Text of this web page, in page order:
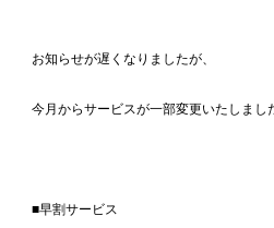
お知らせが遅くなりましたが、
今月からサービスが一部変更いたしまし
■早割サービス